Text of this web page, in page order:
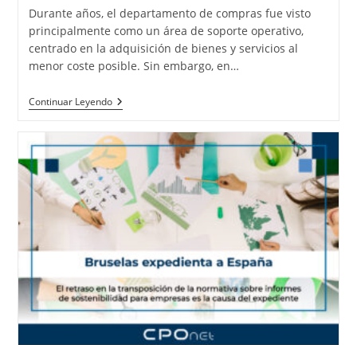
Durante años, el departamento de compras fue visto
principalmente como un área de soporte operativo,
centrado en la adquisición de bienes y servicios al
menor coste posible. Sin embargo, en…
Continuar Leyendo